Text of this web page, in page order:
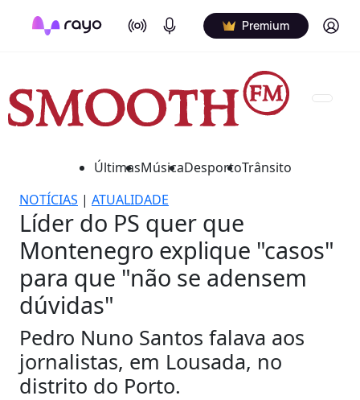
On Air Podcasts Premium Log in
ÚltimasMúsicaDesportoTrânsito
NOTÍCIAS | ATUALIDADE
Líder do PS quer que
Montenegro explique "casos"
para que "não se adensem
dúvidas"
Pedro Nuno Santos falava aos
jornalistas, em Lousada, no
distrito do Porto.